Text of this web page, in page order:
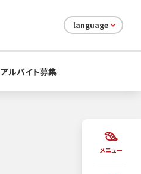
メニュー
language
アルバイト募集